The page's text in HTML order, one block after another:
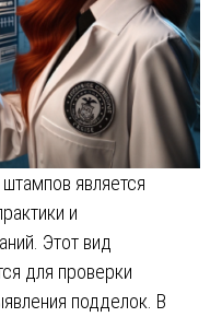
является
и
Этот вид
для проверки
подделок. В